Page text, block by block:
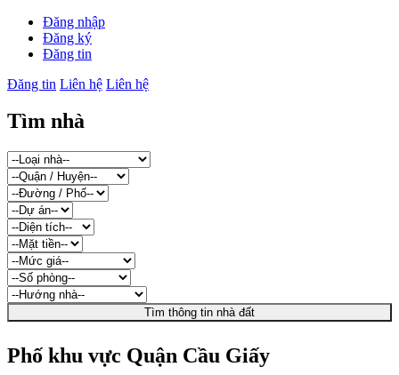
Đăng nhập
Đăng ký
Đăng tin
Đăng tin Liên hệ Liên hệ
Tìm nhà
Tìm thông tin nhà đất
Phố khu vực Quận Cầu Giấy